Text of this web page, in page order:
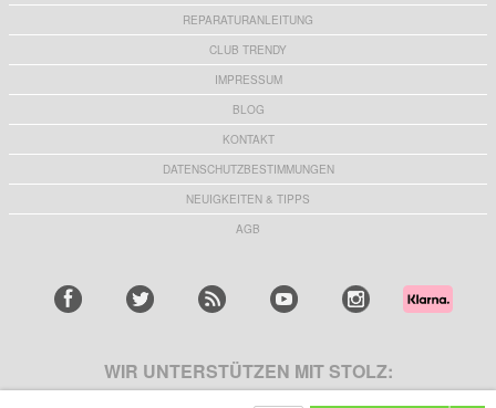
REPARATURANLEITUNG
CLUB TRENDY
IMPRESSUM
BLOG
KONTAKT
DATENSCHUTZBESTIMMUNGEN
NEUIGKEITEN & TIPPS
AGB
WIR UNTERSTÜTZEN MIT STOLZ: